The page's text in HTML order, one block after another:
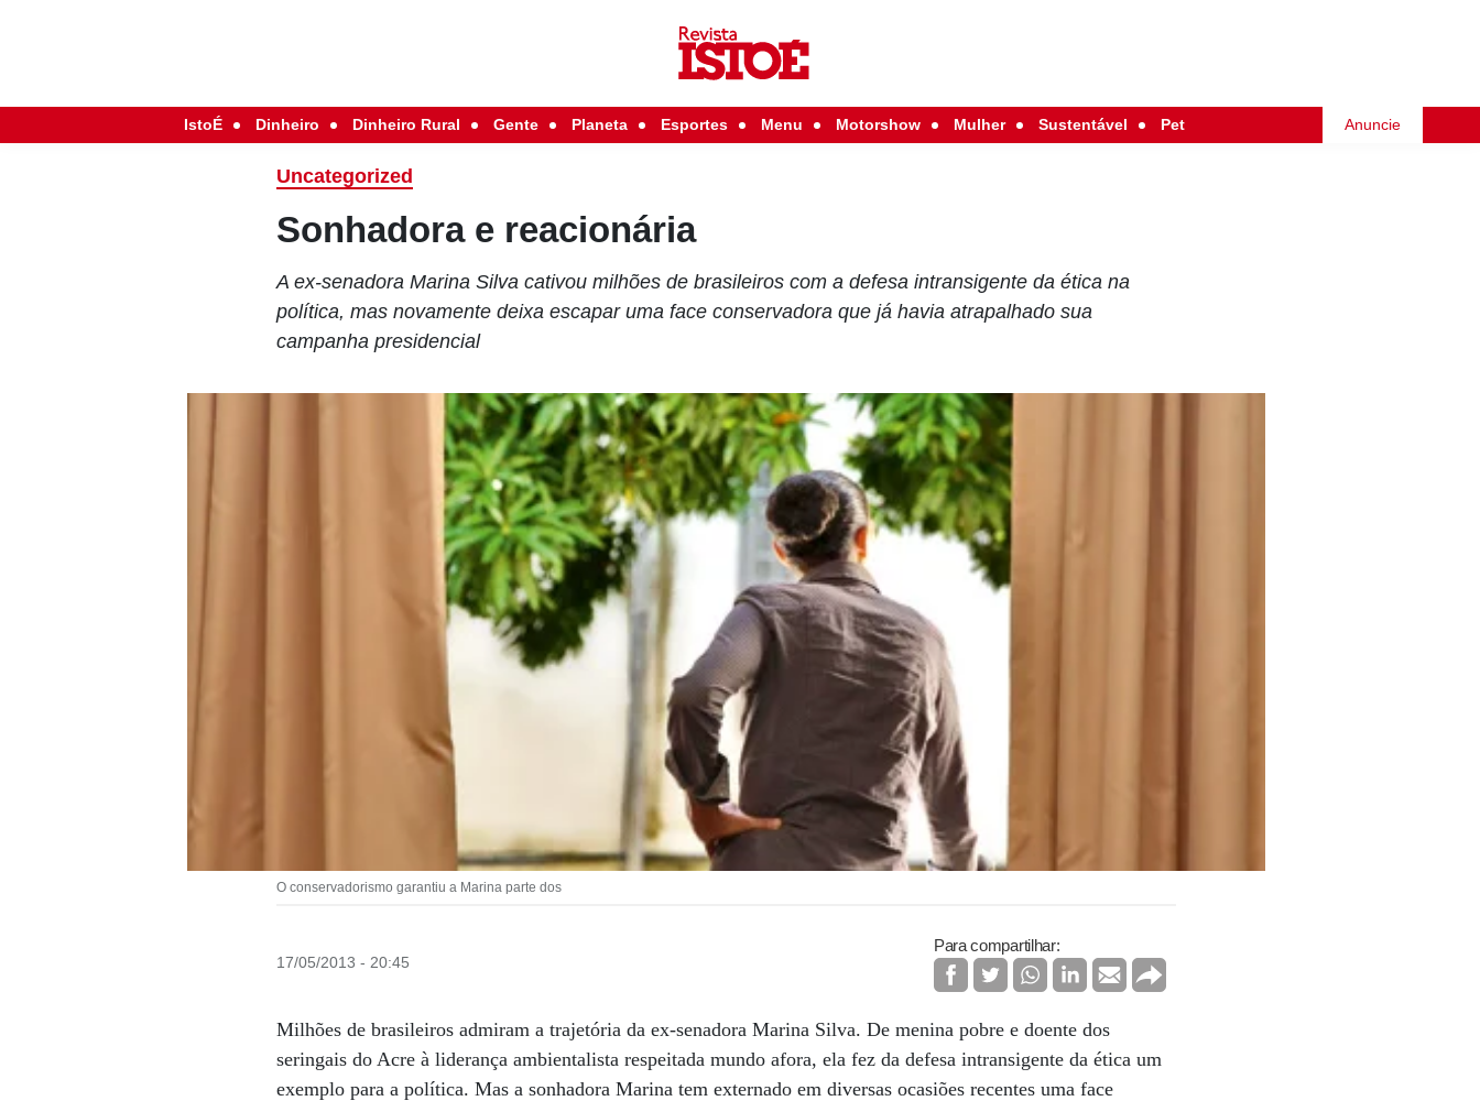
IstoÉ Dinheiro Dinheiro Rural Gente Planeta Esportes Menu Motorshow Mulher Sustentável Pet Anuncie
Uncategorized
Sonhadora e reacionária
A ex-senadora Marina Silva cativou milhões de brasileiros com a defesa intransigente da ética na
política, mas novamente deixa escapar uma face conservadora que já havia atrapalhado sua
campanha presidencial
O conservadorismo garantiu a Marina parte dos
17/05/2013 - 20:45
Para compartilhar:
Milhões de brasileiros admiram a trajetória da ex-senadora Marina Silva. De menina pobre e doente dos
seringais do Acre à liderança ambientalista respeitada mundo afora, ela fez da defesa intransigente da ética um
exemplo para a política. Mas a sonhadora Marina tem externado em diversas ocasiões recentes uma face